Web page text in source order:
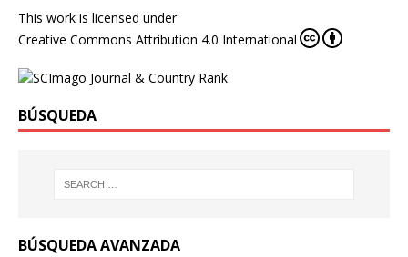
This work is licensed under
Creative Commons Attribution 4.0 International
BÚSQUEDA
BÚSQUEDA AVANZADA